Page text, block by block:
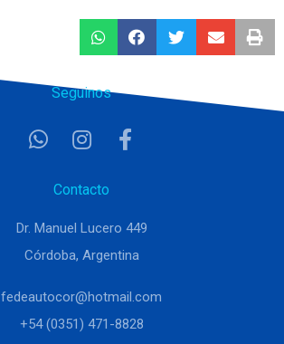
Seguinos
Contacto
Dr. Manuel Lucero 449
Córdoba, Argentina
fedeautocor@hotmail.com
+54 (0351) 471-8828